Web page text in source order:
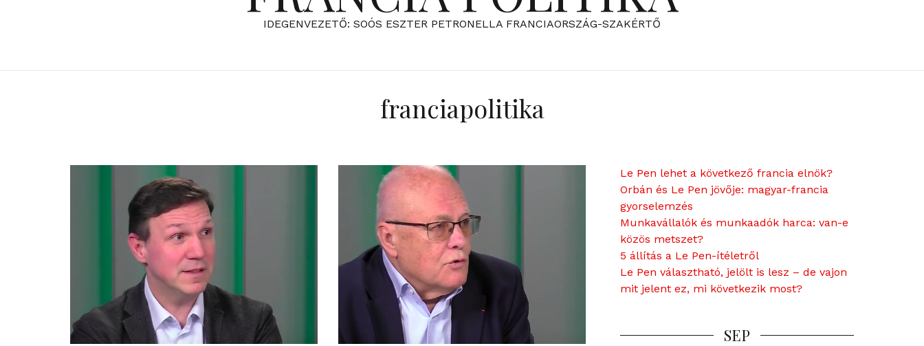
IDEGENVEZETŐ: SOÓS ESZTER PETRONELLA FRANCIAORSZÁG-SZAKÉRTŐ
franciapolitika
Le Pen lehet a következő francia elnök?
Orbán és Le Pen jövője: magyar-francia
gyorselemzés
Munkavállalók és munkaadók harca: van-e
közös metszet?
5 állítás a Le Pen-ítéletről
Le Pen választható, jelölt is lesz – de vajon
mit jelent ez, mi következik most?
SEP